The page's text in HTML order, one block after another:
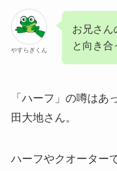
やすらぎくん
お兄さん
と向き合
「ハーフ」の噂はあ
田大地さん。
ハーフやクオーター